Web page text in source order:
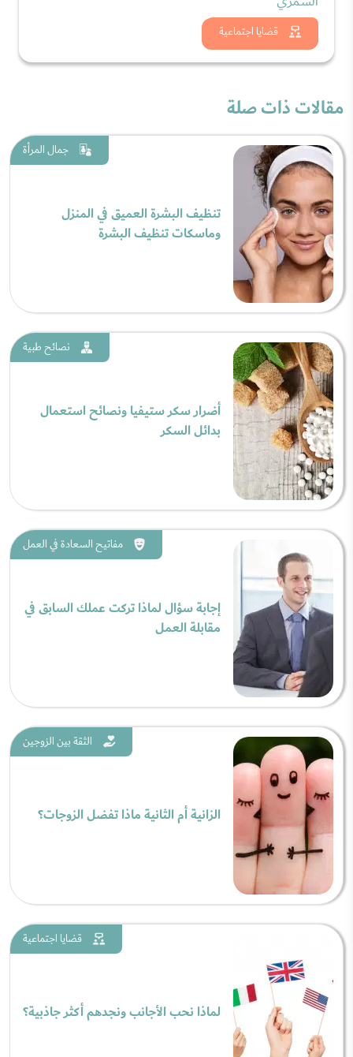
قضايا اجتماعية
شاهد الان
مقالات ذات صلة
جمال المرأة
تنظيف البشرة العميق في المنزل
وماسكات تنظيف البشرة
نصائح طبية
أضرار سكر ستيفيا ونصائح استعمال
بدائل السكر
مفاتيح السعادة في العمل
إجابة سؤال لماذا تركت عملك السابق في
مقابلة العمل
الثقة بين الزوجين
الزانية أم الثانية ماذا تفضل الزوجات؟
قضايا اجتماعية
لماذا نحب الأجانب ونجدهم أكثر جاذبية؟